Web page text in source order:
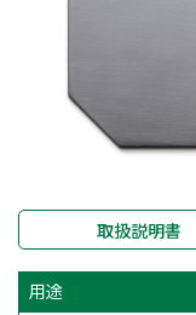
取扱説明書
用途